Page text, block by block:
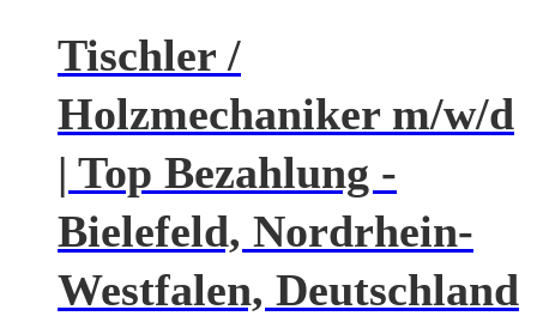
Tischler /
Holzmechaniker m/w/d
| Top Bezahlung -
Bielefeld, Nordrhein-
Westfalen, Deutschland